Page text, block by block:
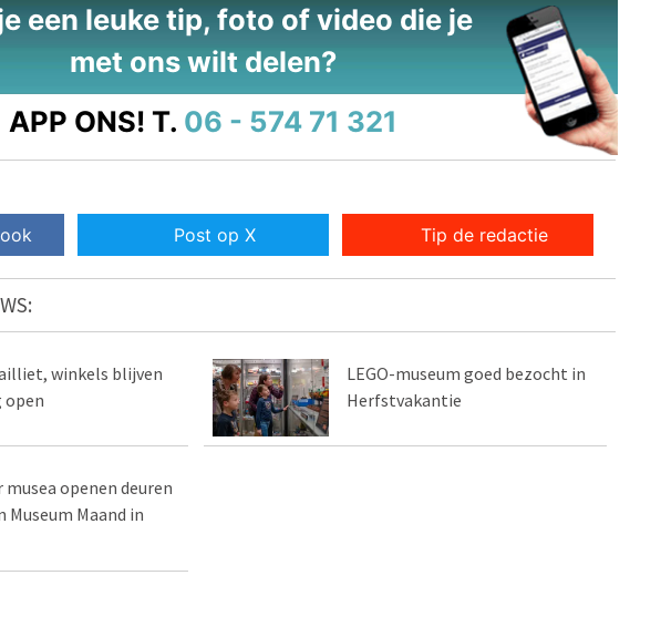
een leuke tip, foto of video die je
met ons wilt delen?
APP ONS! T. 06 - 574 71 321
Post op X Tip de redactie
winkels blijven
LEGO-museum goed bezocht in
Herfstvakantie
musea openen deuren
Museum Maand in